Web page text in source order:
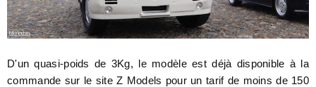
D'un quasi-poids de 3Kg, le modèle est déjà disponible à la
commande sur le site Z Models pour un tarif de moins de 150